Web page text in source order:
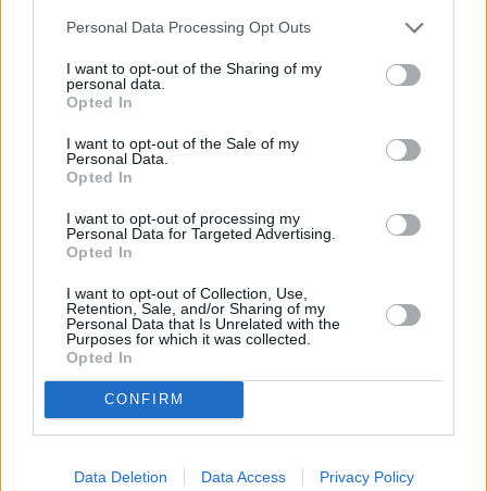
Personal Data Processing Opt Outs
I want to opt-out of the Sharing of my
personal data.
Opted In
I want to opt-out of the Sale of my
Personal Data.
Opted In
I want to opt-out of processing my
Personal Data for Targeted Advertising.
Opted In
I want to opt-out of Collection, Use,
Retention, Sale, and/or Sharing of my
Personal Data that Is Unrelated with the
Purposes for which it was collected.
Opted In
CONFIRM
Data Deletion Data Access Privacy Policy
(requerido)
Refescar
PUBLICIDAD